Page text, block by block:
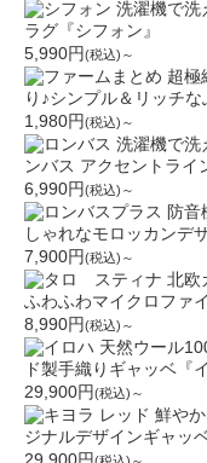
洗濯機で洗
ラグ『シフォン』
5,990円(税込)～
超極
り♪シンプル＆リッチ
1,980円(税込)～
洗濯機で洗
ンバス アクセントライ
6,990円(税込)～
防音
しゃれなモロッカンデ
7,900円(税込)～
北欧
ふわふわマイクロファ
8,990円(税込)～
天然ウール
ド製手織りギャッベ『
29,900円(税込)～
鮮や
ジナルデザインギャッ